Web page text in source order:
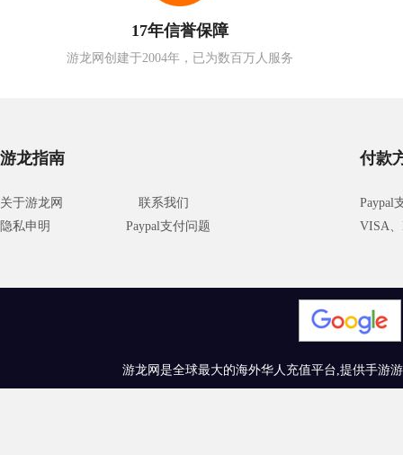
17年信誉保障
游龙网创建于2004年，已为数百万人服务
游龙指南
关于游龙网
联系我们
隐私申明
Paypal支付问题
付款
Paypal
VISA、
游龙网是全球最大的海外华人充值平台,提供手游